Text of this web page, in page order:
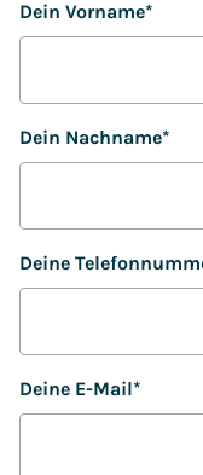
Dein Vorname*
Dein Nachname*
Deine
Deine E-Mail*